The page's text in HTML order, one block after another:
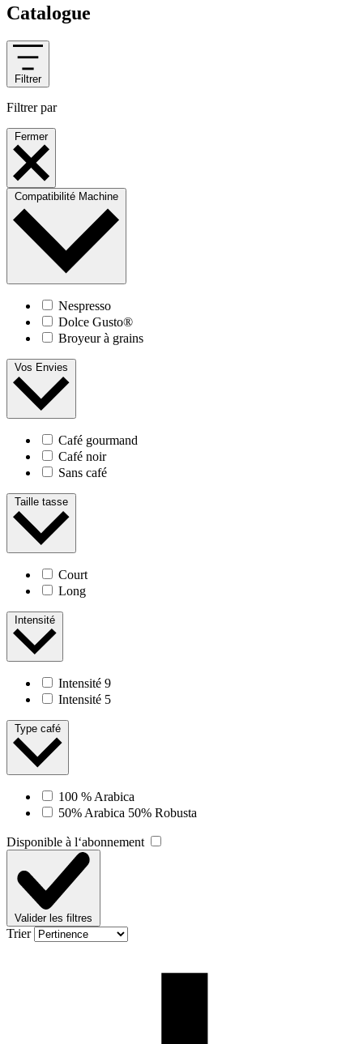
Catalogue
Filtrer
Filtrer par
Fermer
Compatibilité Machine
Nespresso
Dolce Gusto®
Broyeur à grains
Vos Envies
Café gourmand
Café noir
Sans café
Taille tasse
Court
Long
Intensité
Intensité 9
Intensité 5
Type café
100 % Arabica
50% Arabica 50% Robusta
Disponible à l‘abonnement
Valider les filtres
Trier